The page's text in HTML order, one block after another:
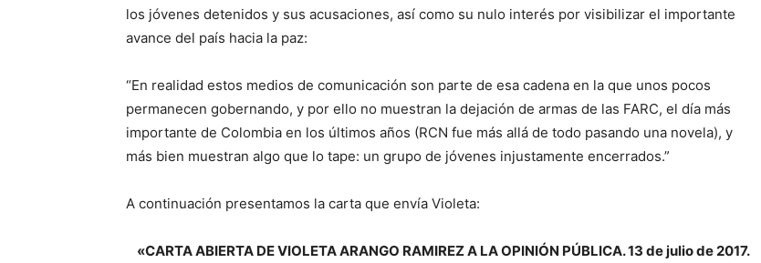
los jóvenes detenidos y sus acusaciones, así como su nulo interés por visibilizar el importante
avance del país hacia la paz:
“En realidad estos medios de comunicación son parte de esa cadena en la que unos pocos
permanecen gobernando, y por ello no muestran la dejación de armas de las FARC, el día más
importante de Colombia en los últimos años (RCN fue más allá de todo pasando una novela), y
más bien muestran algo que lo tape: un grupo de jóvenes injustamente encerrados.”
A continuación presentamos la carta que envía Violeta:
«CARTA ABIERTA DE VIOLETA ARANGO RAMIREZ A LA OPINIÓN PÚBLICA. 13 de julio de 2017.